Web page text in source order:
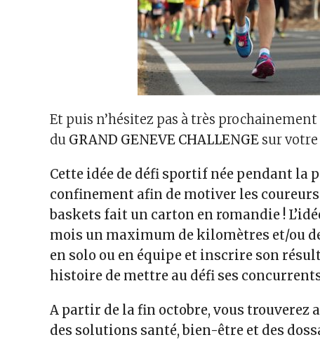
Et puis n’hésitez pas à très
du GRAND GENEVE CHALLENGE sur
Cette idée de défi sportif née pendant la
confinement afin de motiver les
baskets fait un carton en romandie !
mois un maximum de kilomètres et/ou
en solo ou en équipe et inscrire son
histoire de mettre au défi ses
A partir de la fin octobre, vous trouverez
des solutions santé, bien-être et des